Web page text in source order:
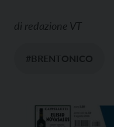
di redazione VT
#BRENTONICO